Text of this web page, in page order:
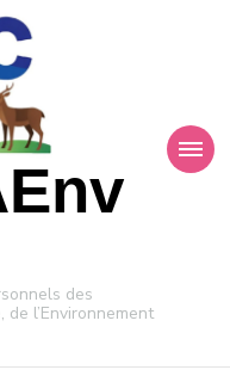
des
l’Environnement